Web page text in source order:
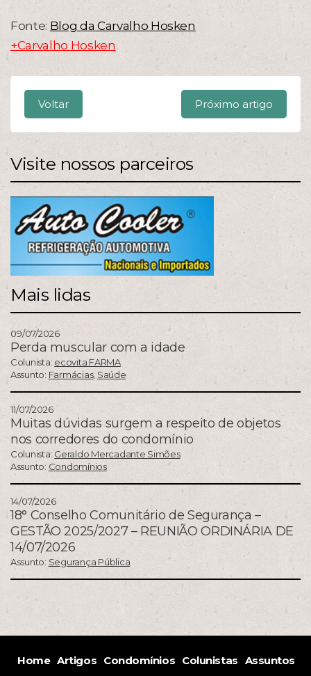
Fonte: Blog da Carvalho Hosken
+Carvalho Hosken
Voltar Próximo artigo
Visite nossos parceiros
Mais lidas
09/07/2026
Perda muscular com a idade
Colunista: ecovita FARMA
Assunto: Farmácias, Saúde
11/07/2026
Muitas dúvidas surgem a respeito de objetos
nos corredores do condomínio
Colunista: Geraldo Mercadante Simões
Assunto: Condomínios
14/07/2026
18° Conselho Comunitário de Segurança –
GESTÃO 2025/2027 – REUNIÃO ORDINÁRIA DE
14/07/2026
Assunto: Segurança Pública
Home Artigos Condomínios Colunistas Assuntos